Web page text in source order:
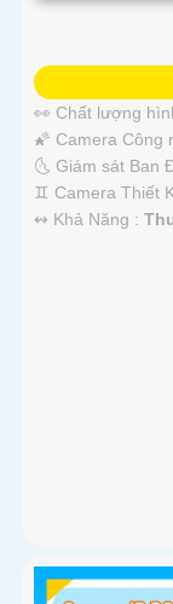
👀 Chất lượng
🌠 Camera Công
🌜 Giám sát Ban
♊ Camera Thiết
️↭ Khả Năng :